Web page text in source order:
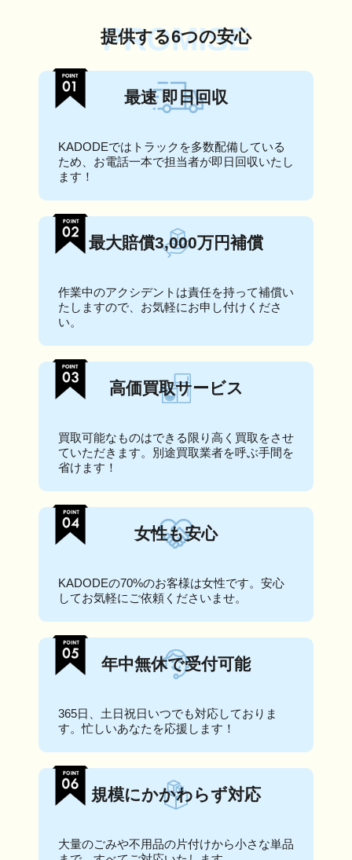
PROMISE
提供する6つの安心
最速 即日回収
KADODEではトラックを多数配備している
ため、お電話一本で担当者が即日回収いたし
ます！
最大賠償3,000万円補償
作業中のアクシデントは責任を持って補償い
たしますので、お気軽にお申し付けくださ
い。
高価買取サービス
買取可能なものはできる限り高く買取をさせ
ていただきます。別途買取業者を呼ぶ手間を
省けます！
女性も安心
KADODEの70%のお客様は女性です。安心
してお気軽にご依頼くださいませ。
年中無休で受付可能
365日、土日祝日いつでも対応しておりま
す。忙しいあなたを応援します！
規模にかかわらず対応
大量のごみや不用品の片付けから小さな単品